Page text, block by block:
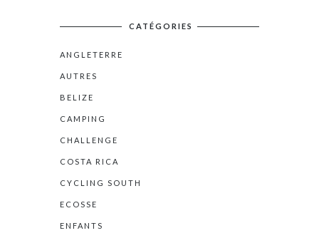
CATÉGORIES
ANGLETERRE
AUTRES
BELIZE
CAMPING
CHALLENGE
COSTA RICA
CYCLING SOUTH
ECOSSE
ENFANTS